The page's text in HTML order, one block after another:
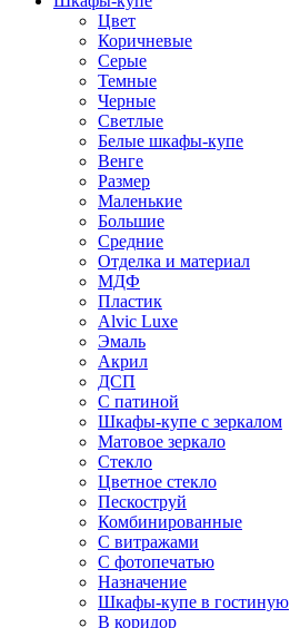
Цвет
Коричневые
Серые
Темные
Черные
Светлые
Белые шкафы-купе
Венге
Размер
Маленькие
Большие
Средние
Отделка и материал
МДФ
Пластик
Alvic Luxe
Эмаль
Акрил
ДСП
С патиной
Шкафы-купе с зеркалом
Матовое зеркало
Стекло
Цветное стекло
Пескоструй
Комбинированные
С витражами
С фотопечатью
Назначение
Шкафы-купе в гостиную
В коридор